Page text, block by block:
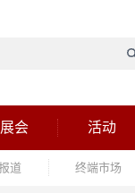
展会 活动
道 终端市场